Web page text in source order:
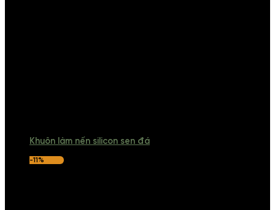
Khuôn làm nến silicon sen đá
-11%